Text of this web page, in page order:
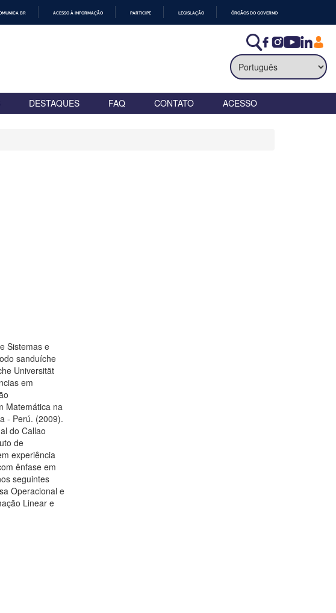
BR ACESSO À INFORMAÇÃO PARTICIPE LEGISLAÇÃO ÓRGÃOS DO GOVERNO
DESTAQUES FAQ CONTATO ACESSO
Sistemas e
sanduíche
Universität
em
Matemática na
- Perú. (2009).
do Callao
de
experiência
ênfase em
seguintes
Operacional e
Linear e